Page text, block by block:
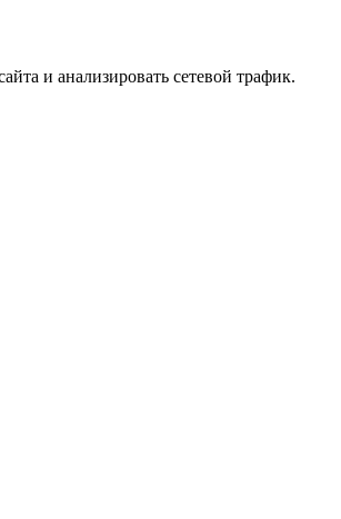
и анализировать сетевой трафик.